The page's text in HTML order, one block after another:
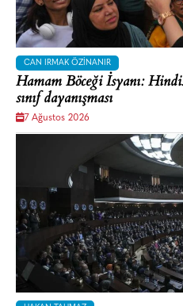
CAN IRMAK ÖZINANIR
Hamam Böceği İsyanı:
sınıf dayanışması
7 Ağustos 2026